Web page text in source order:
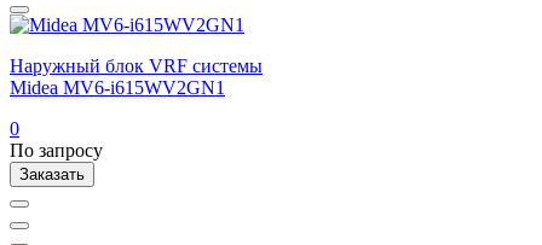
Наружный блок VRF системы
Midea MV6-i615WV2GN1
0
По запросу
Заказать